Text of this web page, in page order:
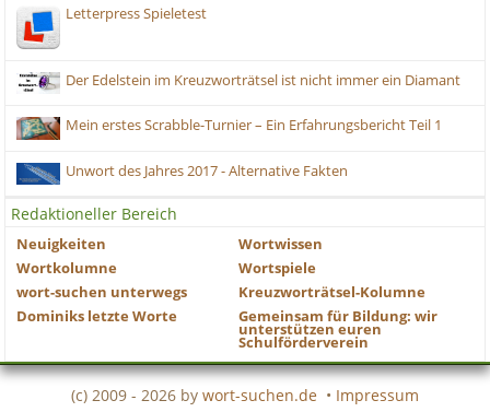
Letterpress Spieletest
Der Edelstein im Kreuzworträtsel ist nicht immer ein Diamant
Mein erstes Scrabble-Turnier – Ein Erfahrungsbericht Teil 1
Unwort des Jahres 2017 - Alternative Fakten
Redaktioneller Bereich
Neuigkeiten
Wortwissen
Wortkolumne
Wortspiele
wort-suchen unterwegs
Kreuzworträtsel-Kolumne
Dominiks letzte Worte
Gemeinsam für Bildung: wir
unterstützen euren
Schulförderverein
(c) 2009 - 2026 by wort-suchen.de • Impressum